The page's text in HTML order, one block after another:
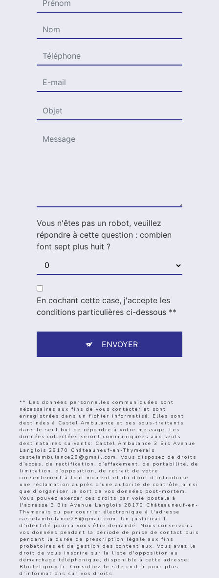
Vous n'êtes pas un robot, veuillez
répondre à cette question : combien
font sept plus huit ?
En cochant cette case, j'accepte les
conditions particulières ci-dessous **
ENVOYER
** Les données personnelles communiquées sont
nécessaires aux fins de vous contacter et sont
enregistrées dans un fichier informatisé. Elles sont
destinées à Castel Ambulance et ses sous-traitants
dans le seul but de répondre à votre message. Les
données collectées seront communiquées aux seuls
destinataires suivants: Castel Ambulance 3 Bis Avenue
Langlois 28170 Châteauneuf-en-Thymerais
castelambulance28@gmail.com. Vous disposez de droits
d’accès, de rectification, d’effacement, de portabilité, de
limitation, d’opposition, de retrait de votre
consentement à tout moment et du droit d’introduire
une réclamation auprès d’une autorité de contrôle, ainsi
que d’organiser le sort de vos données post-mortem.
Vous pouvez exercer ces droits par voie postale à
l'adresse 3 Bis Avenue Langlois 28170 Châteauneuf-en-
Thymerais ou par courrier électronique à l'adresse
castelambulance28@gmail.com. Un justificatif
d'identité pourra vous être demandé. Nous conservons
vos données pendant la période de prise de contact puis
pendant la durée de prescription légale aux fins
probatoires et de gestion des contentieux. Vous avez le
droit de vous inscrire sur la liste d'opposition au
démarchage téléphonique, disponible à cette adresse:
Bloctel.gouv.fr. Consultez le site cnil.fr pour plus
d’informations sur vos droits.